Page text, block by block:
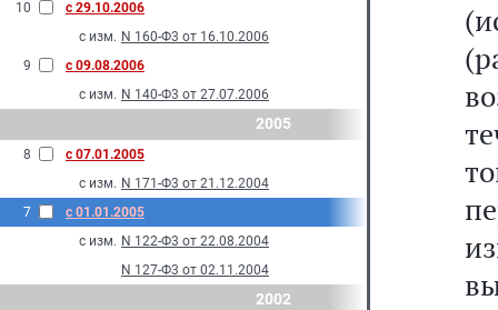
10
с 29.10.2006
с изм. N 160-Ф3 от 16.10.2006
9
с 09.08.2006
с изм. N 140-Ф3 от 27.07.2006
2005
8
с 07.01.2005
с изм. N 171-Ф3 от 21.12.2004
7
с 01.01.2005
с изм. N 122-Ф3 от 22.08.2004
N 127-Ф3 от 02.11.2004
2002